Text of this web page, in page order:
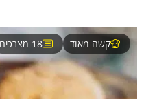
קשה מאוד 18 מצרכים